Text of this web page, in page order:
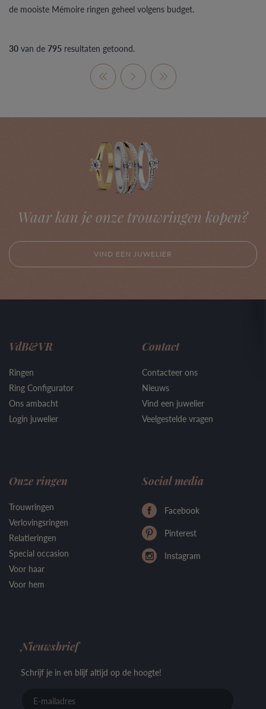
de mooiste Mémoire ringen geheel volgens budget.
30 van de 795 resultaten getoond.
Waar kan je onze trouwringen kopen?
VIND EEN JUWELIER
VdB&VR
Ringen
Ring Configurator
Ons ambacht
Login juwelier
Contact
Contacteer ons
Nieuws
Vind een juwelier
Veelgestelde vragen
Onze ringen
Trouwringen
Verlovingsringen
Relatieringen
Special occasion
Voor haar
Voor hem
Social media
Facebook
Pinterest
Instagram
Nieuwsbrief
Schrijf je in en blijf altijd op de hoogte!